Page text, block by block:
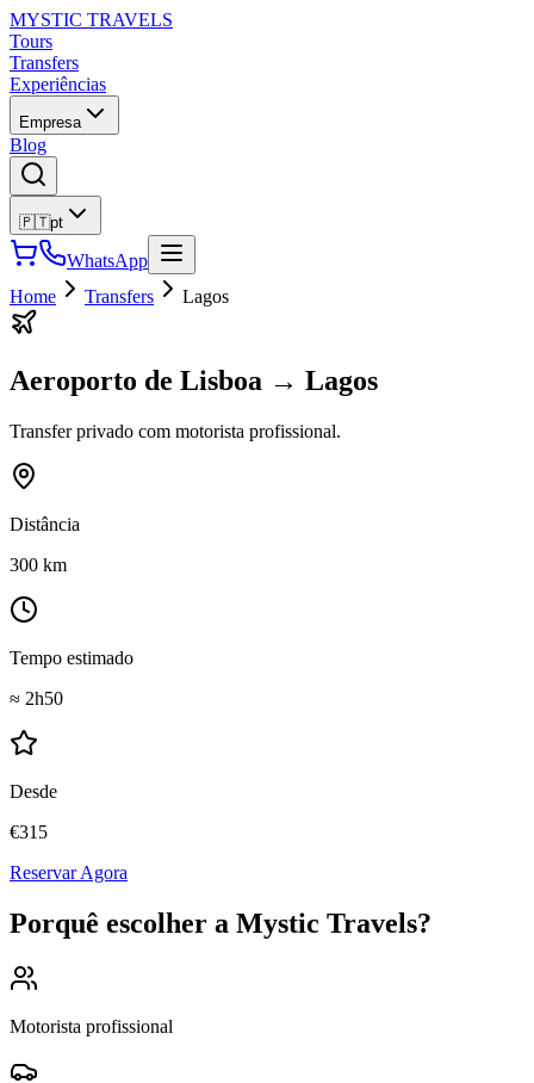
MYSTIC TRAVELS
Tours
Transfers
Experiências
Empresa
Blog
🇵🇹pt
WhatsApp
Home
Transfers Lagos
Aeroporto de Lisboa → Lagos
Transfer privado com motorista profissional.
Distância
300 km
Tempo estimado
≈ 2h50
Desde
€315
Reservar Agora
Porquê escolher a Mystic Travels?
Motorista profissional